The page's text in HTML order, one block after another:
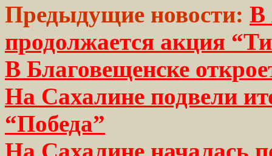
Предыдущие новости: В
продолжается акция
В Благовещенске
На Сахалине подвели
“Победа”
На Сахалине началась